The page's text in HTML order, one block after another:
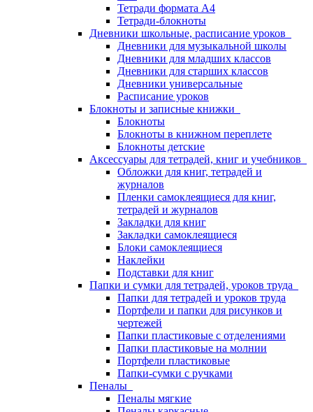
Тетради формата А4
Тетради-блокноты
Дневники школьные, расписание уроков
Дневники для музыкальной школы
Дневники для младших классов
Дневники для старших классов
Дневники универсальные
Расписание уроков
Блокноты и записные книжки
Блокноты
Блокноты в книжном переплете
Блокноты детские
Аксессуары для тетрадей, книг и учебников
Обложки для книг, тетрадей и
журналов
Пленки самоклеящиеся для книг,
тетрадей и журналов
Закладки для книг
Закладки самоклеящиеся
Блоки самоклеящиеся
Наклейки
Подставки для книг
Папки и сумки для тетрадей, уроков труда
Папки для тетрадей и уроков труда
Портфели и папки для рисунков и
чертежей
Папки пластиковые с отделениями
Папки пластиковые на молнии
Портфели пластиковые
Папки-сумки с ручками
Пеналы
Пеналы мягкие